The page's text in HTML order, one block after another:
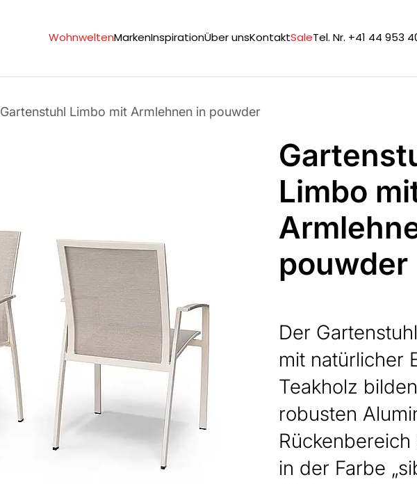
WohnweltenMarkenInspirationÜber unsKontaktSaleTel. Nr. +41 44 953
Gartenstuhl Limbo mit Armlehnen in pouwder
Limbo
pouwder
Der
mit natürlicher
Teakholz
robusten
Rückenbereich
in der Farbe